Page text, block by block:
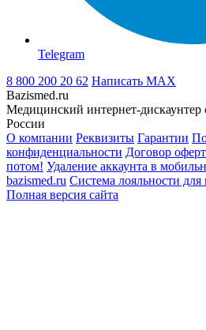
Telegram
8 800 200 20 62 Написать MAX
Bazismed.ru
Медицинский интернет-дискаунтер
России
О компании Реквизиты Гарантии
конфиденциальности Договор
потом! Удаление аккаунта в
bazismed.ru Система лояльности
Полная версия сайта